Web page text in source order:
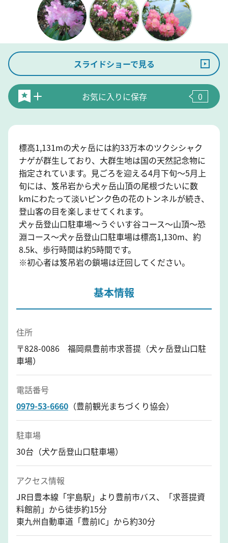
スライドショーで見る
お気に入りに保存 0
標高1,131mの犬ヶ岳には約33万本のツクシシャク
ナゲが群生しており、大群生地は国の天然記念物に
指定されています。見ごろを迎える4月下旬～5月上
旬には、笈吊岩から犬ヶ岳山頂の尾根づたいに数
kmにわたって淡いピンク色の花のトンネルが続き、
登山客の目を楽しませてくれます。
犬ヶ岳登山口駐車場～うぐいす谷コース～山頂～恐
淵コース～犬ヶ岳登山口駐車場は標高1,130m、約
8.5k、歩行時間は約5時間です。
※初心者は笈吊岩の鎖場は迂回してください。
基本情報
住所
〒828-0086 福岡県豊前市求菩提（犬ヶ岳登山口駐
車場）
電話番号
0979-53-6660 （豊前観光まちづくり協会）
駐車場
30台（犬ケ岳登山口駐車場）
アクセス情報
JR日豊本線「宇島駅」より豊前市バス、「求菩提資
料館前」から徒歩約15分
東九州自動車道「豊前IC」から約30分